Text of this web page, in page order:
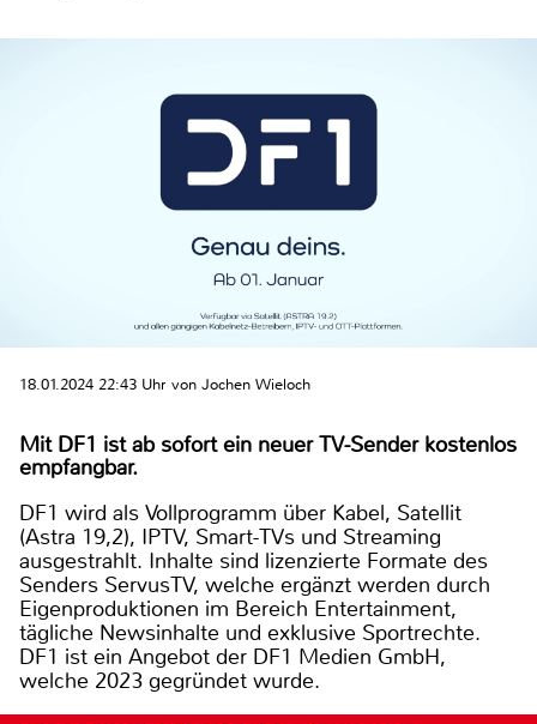
18.01.2024 22:43 Uhr von Jochen Wieloch
Mit DF1 ist ab sofort ein neuer TV-Sender kostenlos
empfangbar.
DF1 wird als Vollprogramm über Kabel, Satellit
(Astra 19,2), IPTV, Smart-TVs und Streaming
ausgestrahlt. Inhalte sind lizenzierte Formate des
Senders ServusTV, welche ergänzt werden durch
Eigenproduktionen im Bereich Entertainment,
tägliche Newsinhalte und exklusive Sportrechte.
DF1 ist ein Angebot der DF1 Medien GmbH,
welche 2023 gegründet wurde.